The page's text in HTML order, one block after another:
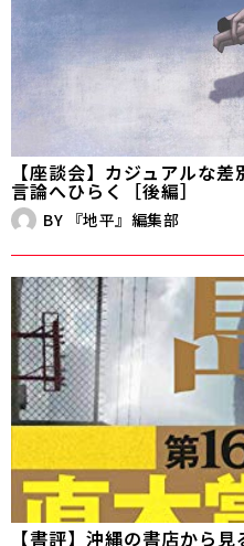
【座談会】カジュアルな差
言論へひらく［後編］
BY 『地平』編集部
【書評】沖縄の書店から